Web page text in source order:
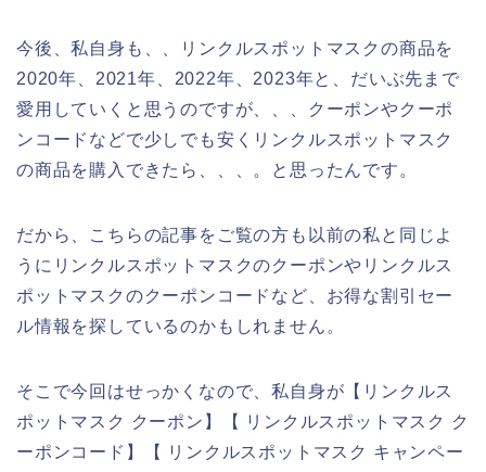
今後、私自身も、、リンクルスポットマスクの商品を
2020年、2021年、2022年、2023年と、だいぶ先まで
愛用していくと思うのですが、、、クーポンやクーポ
ンコードなどで少しでも安くリンクルスポットマスク
の商品を購入できたら、、、。と思ったんです。
だから、こちらの記事をご覧の方も以前の私と同じよ
うにリンクルスポットマスクのクーポンやリンクルス
ポットマスクのクーポンコードなど、お得な割引セー
ル情報を探しているのかもしれません。
そこで今回はせっかくなので、私自身が【リンクルス
ポットマスク クーポン】【 リンクルスポットマスク ク
ーポンコード】【 リンクルスポットマスク キャンペー